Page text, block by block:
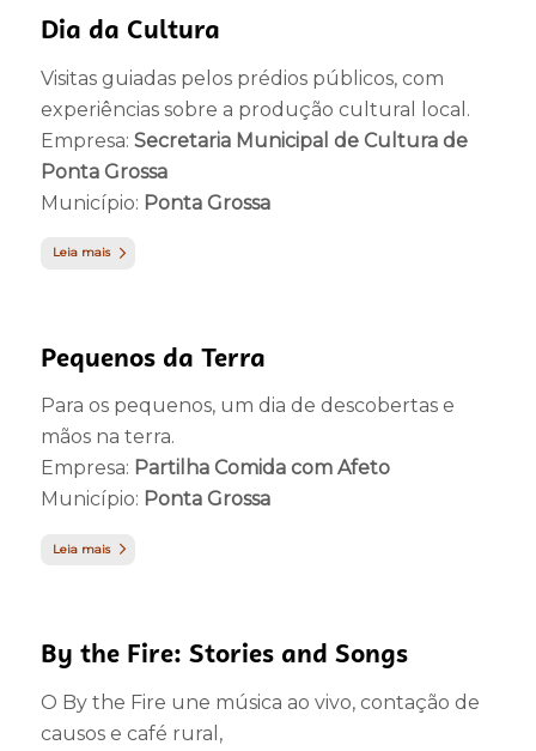
Dia da Cultura
Visitas guiadas pelos prédios públicos, com
experiências sobre a produção cultural local.
Empresa: Secretaria Municipal de Cultura de
Ponta Grossa
Município: Ponta Grossa
Leia mais
Pequenos da Terra
Para os pequenos, um dia de descobertas e
mãos na terra.
Empresa: Partilha Comida com Afeto
Município: Ponta Grossa
Leia mais
By the Fire: Stories and Songs
O By the Fire une música ao vivo, contação de
causos e café rural,